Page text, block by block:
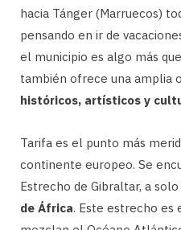
hacia Tánger (Marruecos)
pensando en ir de
el municipio es algo más
también ofrece una amplia
históricos, artísticos y
Tarifa es el punto más
continente europeo. Se
Estrecho de Gibraltar, a
de África. Este estrecho es